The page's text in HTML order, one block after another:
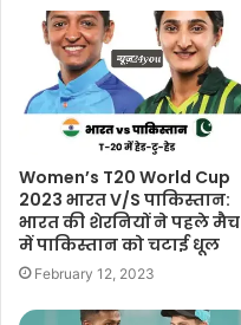
Women’s T20 World Cup
2023 भारत V/S पाकिस्तान:
भारत की शेरनियों ने पहले मैच
में पाकिस्तान को चटाई धूल
February 12, 2023